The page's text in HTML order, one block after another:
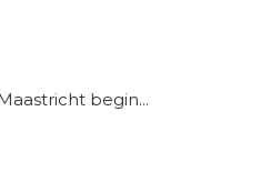
begin...